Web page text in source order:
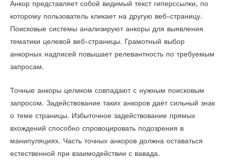
Анкор представляет собой видимый текст гиперссылки, по
которому пользователь кликает на другую веб-страницу.
Поисковые системы анализируют анкоры для выявления
тематики целевой веб-страницы. Грамотный выбор
анкорных надписей повышает релевантность по требуемым
запросам.
Точные анкоры целиком совпадают с нужным поисковым
запросом. Задействование таких анкоров даёт сильный знак
о теме страницы. Избыточное задействование прямых
вхождений способно спровоцировать подозрения в
манипуляциях. Часть точных анкоров должна оставаться
естественной при взаимодействии с вавада.